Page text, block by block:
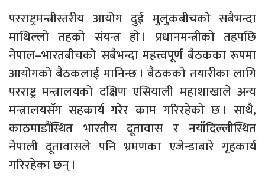
परराष्ट्रमन्त्रीस्तरीय आयोग दुई मुलुकबीचको सबैभन्दा
माथिल्लो तहको संयन्त्र हो । प्रधानमन्त्रीको तहपछि
नेपाल–भारतबीचको सबैभन्दा महत्त्वपूर्ण बैठकका रूपमा
आयोगको बैठकलाई मानिन्छ । बैठकको तयारीका लागि
परराष्ट्र मन्त्रालयको दक्षिण एसियाली महाशाखाले अन्य
मन्त्रालयसँग सहकार्य गरेर काम गरिरहेको छ । साथै,
काठमाडौंस्थित भारतीय दूतावास र नयाँदिल्लीस्थित
नेपाली दूतावासले पनि भ्रमणका एजेन्डाबारे गृहकार्य
गरिरहेका छन् ।